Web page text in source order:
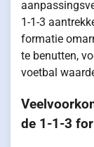
1-1-3
formatie
te benutten,
voetbal
de 1-1-3